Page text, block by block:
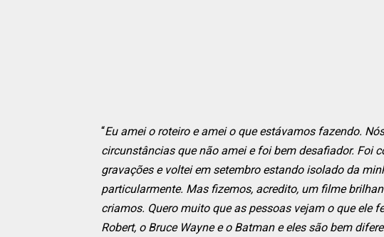
“Eu amei o roteiro e amei o que estávamos fazendo.
circunstâncias que não amei e foi bem desafiador. Foi
gravações e voltei em setembro estando isolado da
particularmente. Mas fizemos, acredito, um filme
criamos. Quero muito que as pessoas vejam o que ele
Robert, o Bruce Wayne e o Batman e eles são bem